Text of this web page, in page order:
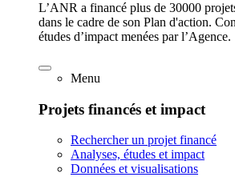
L’ANR a financé plus de 30000
dans le cadre de son Plan d'action.
études d’impact menées par l’Agence.
Menu
Projets financés et impact
Rechercher un projet financé
Analyses, études et impact
Données et visualisations